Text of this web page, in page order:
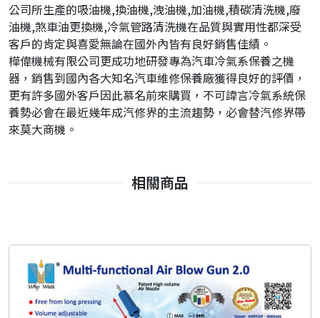
公司所生產的吸油機,換油機,洩油機,加油機,積碳清洗機,廢
油機,煞車油更換機,冷氣管路清洗機在品質與實用性都深受
客戶的肯定與喜愛無論在國外內皆有良好銷售佳績。
樺偉機械有限公司更成功地研發專為汽車冷氣系保養之機
器，銷售到國內各大知名汽車維修保養廠獲得良好的評價，
更有許多國外客戶因此慕名前來購買，不可諱言冷氣系統保
養勢必會在最近幾年成汽修界的主流趨勢，必會替汽修界帶
來莫大商機。
相關商品